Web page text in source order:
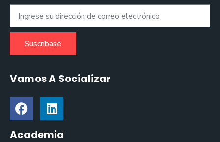
Suscríbase
Vamos A Socializar
Academia